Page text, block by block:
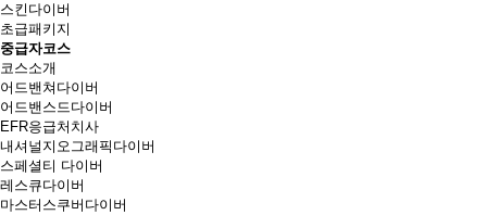
스킨다이버
초급패키지
중급자코스
코스소개
어드밴쳐다이버
어드밴스드다이버
EFR응급처치사
내셔널지오그래픽다이버
스페셜티 다이버
레스큐다이버
마스터스쿠버다이버